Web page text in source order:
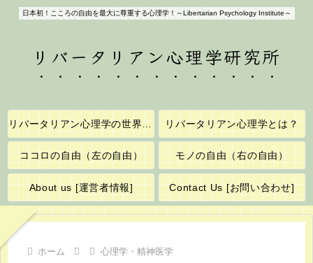
日本初！こころの自由を最大に尊重する心理学！～Libertarian Psychology Institute～
リバータリアン心理学研究所
リバータリアン心理学の世界へようこそ！ リバータリアン心理学とは？
ココロの自由（左の自由） モノの自由（右の自由）
About us [運営者情報] Contact Us [お問い合わせ]
ホーム 心理学・精神医学